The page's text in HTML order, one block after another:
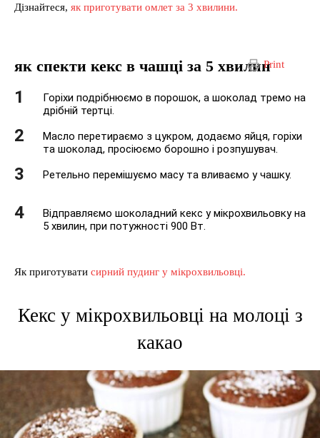
Дізнайтеся, як приготувати омлет за 3 хвилини.
Print
як спекти кекс в чашці за 5 хвилин
Горіхи подрібнюємо в порошок, а шоколад тремо на
дрібній тертці.
Масло перетираємо з цукром, додаємо яйця, горіхи
та шоколад, просіюємо борошно і розпушувач.
Ретельно перемішуємо масу та вливаємо у чашку.
Відправляємо шоколадний кекс у мікрохвильовку на
5 хвилин, при потужності 900 Вт.
Як приготувати сирний пудинг у мікрохвильовці.
Кекс у мікрохвильовці на молоці з
какао